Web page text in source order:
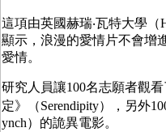
這項由英國赫瑞‧瓦特大學（
顯示，浪漫的愛情片不會增
愛情。
研究人員讓100名志願者觀
定》（Serendipity），另外
ynch）的詭異電影。